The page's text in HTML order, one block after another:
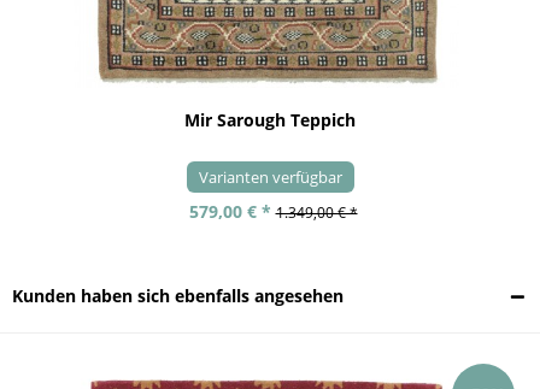
Mir Sarough Teppich
Varianten verfügbar
579,00 € * 1.349,00 € *
Kunden haben sich ebenfalls angesehen